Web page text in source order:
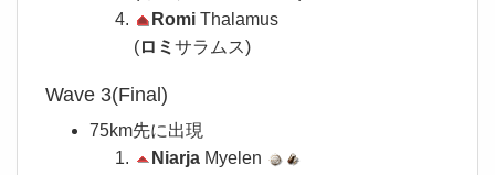
Romi Thalamus
(ロミ サラムス)
Wave 3(Final)
75km先に出現
Niarja Myelen